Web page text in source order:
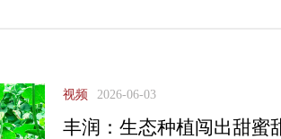
视频 2026-06-03
丰润：生态种植闯出甜蜜